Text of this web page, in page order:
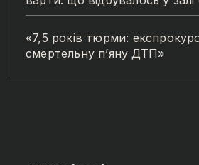
«7,5 років тюрми:
смертельну п’яну ДТП»